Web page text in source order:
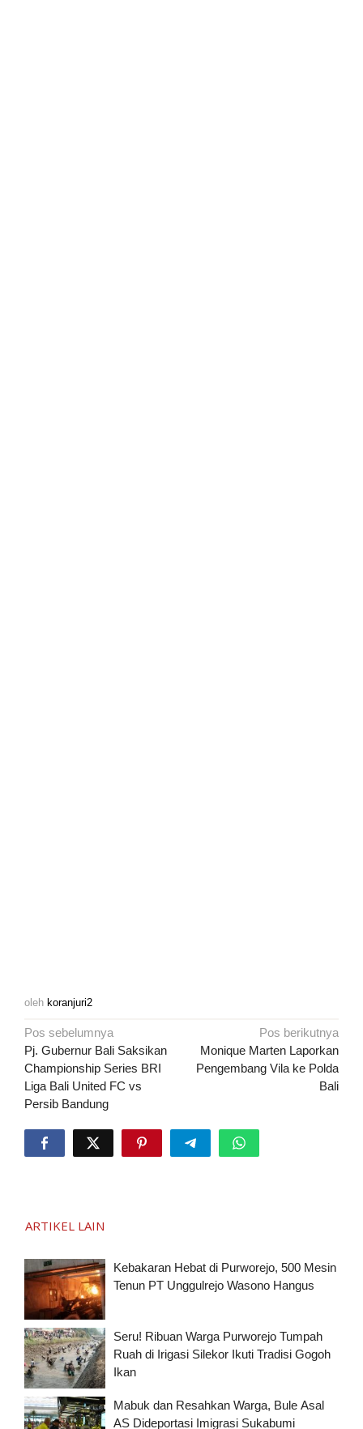
oleh koranjuri2
Navigasi
pos
Pos sebelumnya
Pj. Gubernur Bali Saksikan
Championship Series BRI
Liga Bali United FC vs
Persib Bandung
Pos berikutnya
Monique Marten Laporkan
Pengembang Vila ke Polda
Bali
ARTIKEL LAIN
Kebakaran Hebat di Purworejo, 500 Mesin
Tenun PT Unggulrejo Wasono Hangus
Seru! Ribuan Warga Purworejo Tumpah
Ruah di Irigasi Silekor Ikuti Tradisi Gogoh
Ikan
Mabuk dan Resahkan Warga, Bule Asal
AS Dideportasi Imigrasi Sukabumi